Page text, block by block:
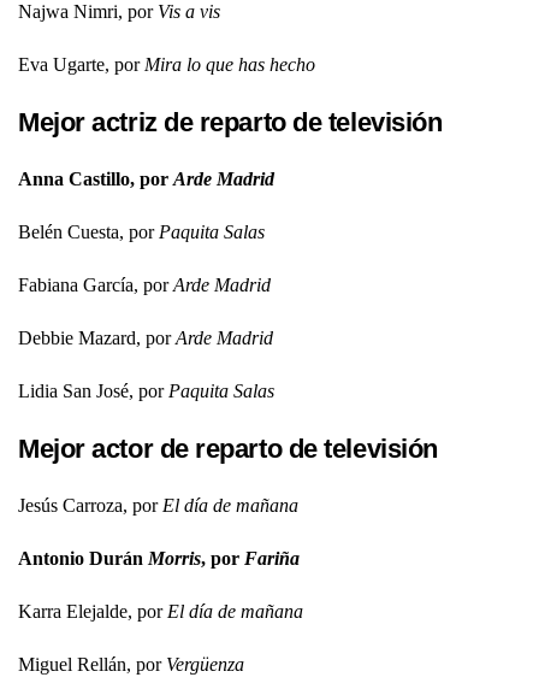
Najwa Nimri, por Vis a vis
Eva Ugarte, porMira lo que has hecho
Mejor actriz de reparto de televisión
Anna Castillo, por Arde Madrid
Belén Cuesta, por Paquita Salas
Fabiana García, porArde Madrid
Debbie Mazard, porArde Madrid
Lidia San José, por Paquita Salas
Mejor actor de reparto de televisión
Jesús Carroza, porEl día de mañana
Antonio Durán Morris, por Fariña
Karra Elejalde, porEl día de mañana
Miguel Rellán, por Vergüenza